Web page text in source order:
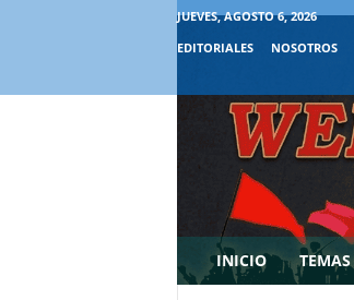
JUEVES, AGOSTO 6, 2026
EDITORIALES
NOSOTROS
INICIO TEMAS